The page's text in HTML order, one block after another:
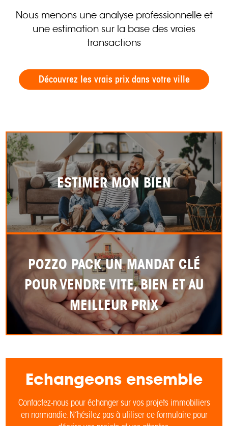
Nous menons une analyse professionnelle et
une estimation sur la base des vraies
transactions
Découvrez les vrais prix dans votre ville
ESTIMER MON BIEN
POZZO PACK UN MANDAT CLÉ
POUR VENDRE VITE, BIEN ET AU
MEILLEUR PRIX
Echangeons ensemble
Contactez-nous pour échanger sur vos projets immobiliers
en normandie. N’hésitez pas à utiliser ce formulaire pour